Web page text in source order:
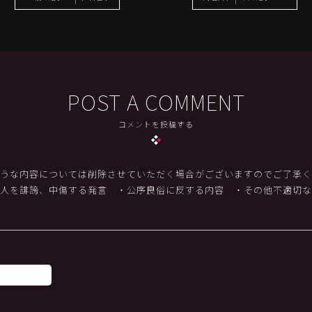
POST A COMMENT
コメントを投稿する
な内容については削除させていただく場合がございますのでご了承く
人を誹謗、中傷する発言
・公序良俗に反する内容 ・その他不適切